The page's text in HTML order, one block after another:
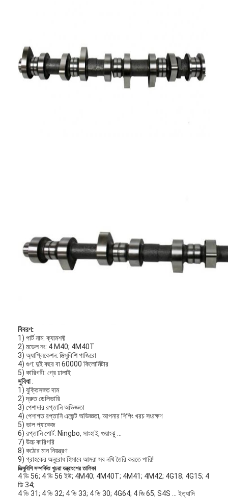
বাড়ি
পণ্য
ভিডিও
বিবরণ:
1) পার্ট নাম: ক্যামশফ্ট
2) মডেল নং: 4 M40; 4M40T
3) অ্যাপ্লিকেশন: মিত্সুবিশি পাজিরো
4) গুণ: দুই বছর বা 60000 কিলোমিটার
5) কারিগরী: গ্রে ঢালাই
সুবিধা:
1) যুক্তিসঙ্গত দাম
2) দ্রুত ডেলিভারি
3) পেশাদার রপ্তানি অভিজ্ঞতা
4) পেশাগত রপ্তানি এজেন্ট অভিজ্ঞতা, আপনার শিপিং খরচ সংরক্ষণ
5) ভাল প্যাকেজ
6) রপ্তানি পোর্ট: Ningbo, সাংহাই, গুয়াংঝু ...
7) উচ্চ কারিগরি
8) কঠোর মান নিয়ন্ত্রণ
9) গ্রাহকের অনুরোধ হিসাবে আমরা সব নথি তৈরি করতে পারি!
মিত্সুবিশি সম্পর্কিত খুচরা যন্ত্রাংশের তালিকা
4 ডি 56; 4 ডি 56 ইউ; 4M40; 4M40T; 4M41; 4M42; 4G18; 4G15; 4
ডি 34;
4 ডি 31; 4 ডি 32; 4 ডি 33; 4 ডি 30; 4G64; 4 জি 65; S4S ... ইত্যাদি